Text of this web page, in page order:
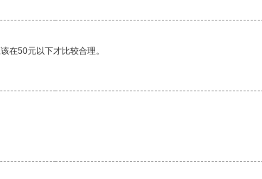
在50元以下才比较合理。